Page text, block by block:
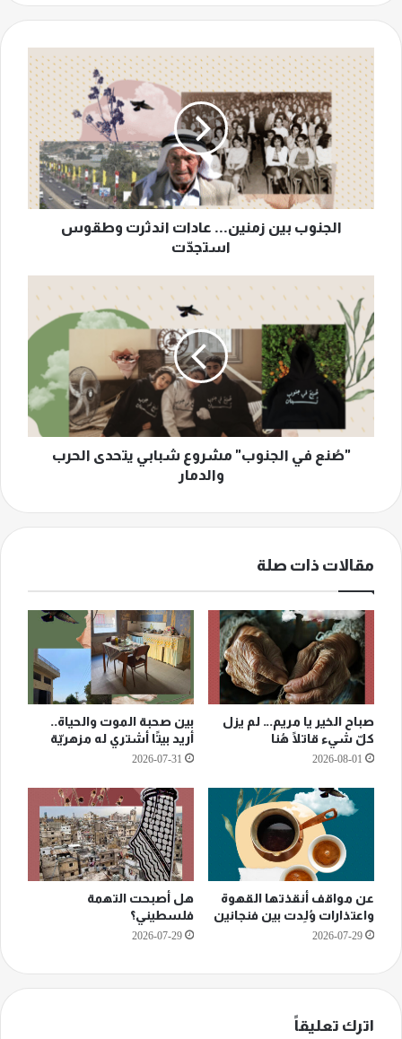
الجنوب
بين
زمنين...
عادات
اندثرت
وطقوس
استجدّت
الجنوب بين زمنين... عادات اندثرت وطقوس
استجدّت
"صُنع
في
الجنوب"
مشروع
شبابي
يتحدى
الحرب
والدمار
"صُنع في الجنوب" مشروع شبابي يتحدى الحرب
والدمار
مقالات ذات صلة
صباح الخير يا مريم… لم يزل
كلّ شيء قاتلًا هُنا
2026-08-01
بين صحبة الموت والحياة..
أريد بيتًا أشتري له مزهريّة
2026-07-31
عن مواقف أنقذتها القهوة
واعتذارات وُلِدت بين فنجانين
2026-07-29
هل أصبحت التهمة
فلسطيني؟
2026-07-29
اترك تعليقاً